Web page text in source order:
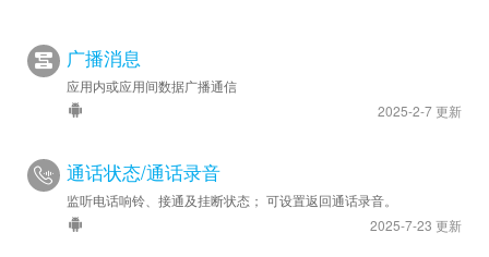
广播消息
应用内或应用间数据广播通信
2025-2-7 更新
通话状态/通话录音
监听电话响铃、接通及挂断状态； 可设置返回通话录音。
2025-7-23 更新